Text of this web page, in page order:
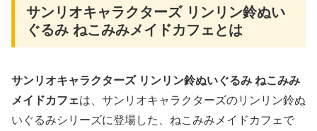
サンリオキャラクターズ リンリン鈴ぬい
ぐるみ ねこみみメイドカフェとは
サンリオキャラクターズ リンリン鈴ぬいぐるみ ねこみみ
メイドカフェは、サンリオキャラクターズのリンリン鈴ぬ
いぐるみシリーズに登場した、ねこみみメイドカフェで